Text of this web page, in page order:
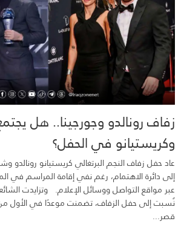
زفاف رونالدو وجورجينا.. هل
وكريستيانو في الحفل؟
عاد حفل زفاف النجم البرتغالي كريستيانو رونالدو
إلى دائرة الاهتمام، رغم نفي إقامة المراسم في
عبر مواقع التواصل ووسائل الإعلام. وتزايدت
نُسبت إلى حفل الزفاف، تضمنت موعدًا في
قصر...